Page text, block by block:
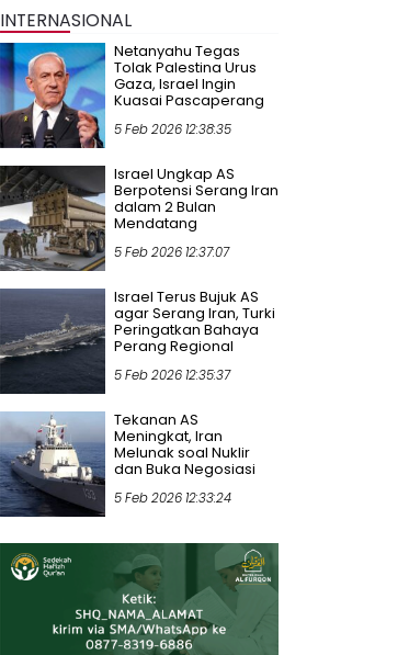
INTERNASIONAL
Netanyahu Tegas
Tolak Palestina Urus
Gaza, Israel Ingin
Kuasai Pascaperang
5 Feb 2026 12:38:35
Israel Ungkap AS
Berpotensi Serang Iran
dalam 2 Bulan
Mendatang
5 Feb 2026 12:37:07
Israel Terus Bujuk AS
agar Serang Iran, Turki
Peringatkan Bahaya
Perang Regional
5 Feb 2026 12:35:37
Tekanan AS
Meningkat, Iran
Melunak soal Nuklir
dan Buka Negosiasi
5 Feb 2026 12:33:24